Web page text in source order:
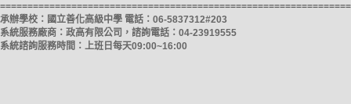
承辦學校：國立善化高級中學 電話：06-5837312#203
系統服務廠商：政高有限公司，諮詢電話：04-23919555
系統諮詢服務時間：上班日每天09:00~16:00